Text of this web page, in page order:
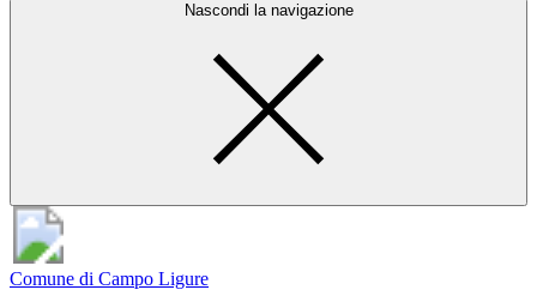
Nascondi la navigazione
Comune di Campo Ligure